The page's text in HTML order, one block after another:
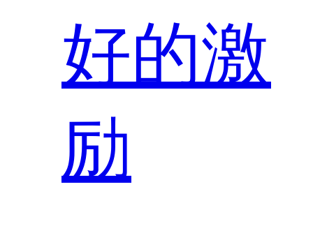
好的激
励